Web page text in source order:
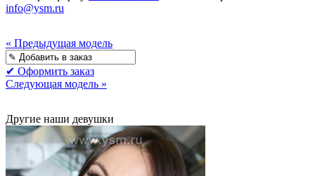
info@ysm.ru
« Предыдущая модель
✔ Оформить заказ
Следующая модель »
Другие наши девушки